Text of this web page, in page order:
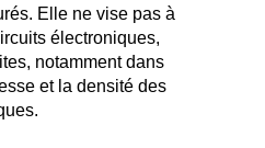
Elle ne vise pas à
électroniques,
notamment dans
et la densité des